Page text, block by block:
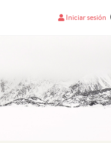
Iniciar sesión